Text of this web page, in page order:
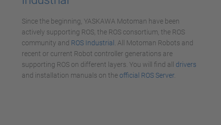
Management Platform
Since the beginning, YASKAWA Motoman have been
actively supporting ROS, the ROS consortium, the ROS
community and ROS Industrial
. All Motoman Robots and
recent or current Robot controller generations are
supporting ROS on different layers. You will find all drivers
and installation manuals on theofficial ROS Server.